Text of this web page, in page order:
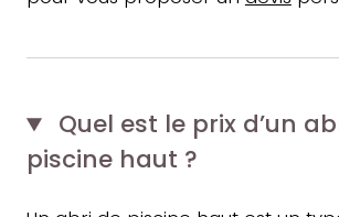
Quel est le prix d’un
piscine haut ?